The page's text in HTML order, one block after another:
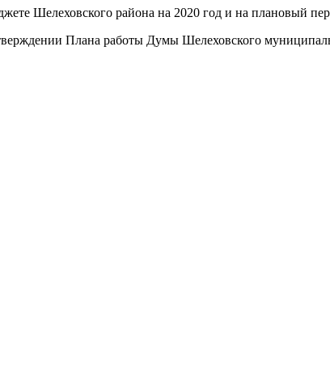
Шелеховского района на 2020 год и на плановый
Плана работы Думы Шелеховского